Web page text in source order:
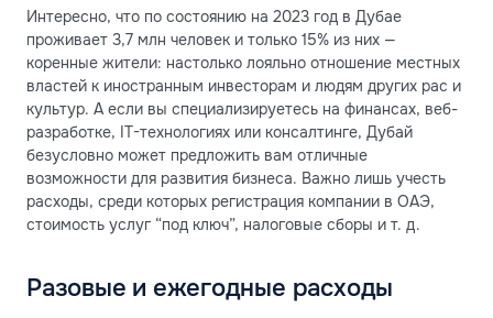
Интересно, что по состоянию на 2023 год в Дубае
проживает 3,7 млн человек и только 15% из них —
коренные жители: настолько лояльно отношение местных
властей к иностранным инвесторам и людям других рас и
культур. А если вы специализируетесь на финансах, веб-
разработке, IT-технологиях или консалтинге, Дубай
безусловно может предложить вам отличные
возможности для развития бизнеса. Важно лишь учесть
расходы, среди которых регистрация компании в ОАЭ,
стоимость услуг “под ключ”, налоговые сборы и т. д.
Разовые и ежегодные расходы